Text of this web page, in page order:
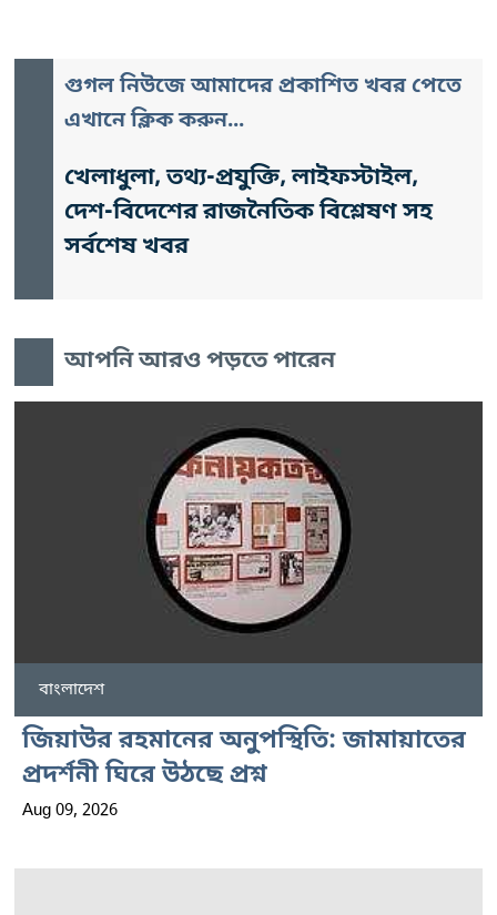
গুগল নিউজে আমাদের প্রকাশিত খবর পেতে
এখানে ক্লিক করুন...
খেলাধুলা, তথ্য-প্রযুক্তি, লাইফস্টাইল,
দেশ-বিদেশের রাজনৈতিক বিশ্লেষণ সহ
সর্বশেষ খবর
আপনি আরও পড়তে পারেন
বাংলাদেশ
জিয়াউর রহমানের অনুপস্থিতি: জামায়াতের
প্রদর্শনী ঘিরে উঠছে প্রশ্ন
Aug 09, 2026